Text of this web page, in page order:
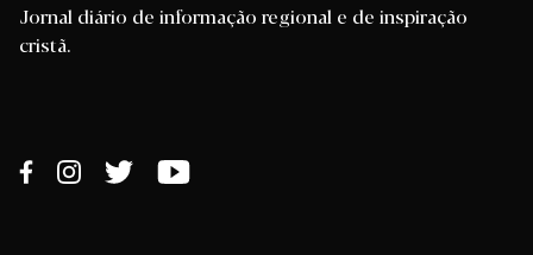
Jornal diário de informação regional e de inspiração
cristã.